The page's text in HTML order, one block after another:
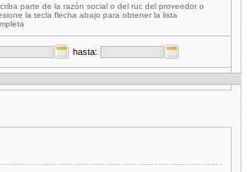
parte de la razón social o del ruc del proveedor o
la tecla flecha abajo para obtener la lista
hasta: